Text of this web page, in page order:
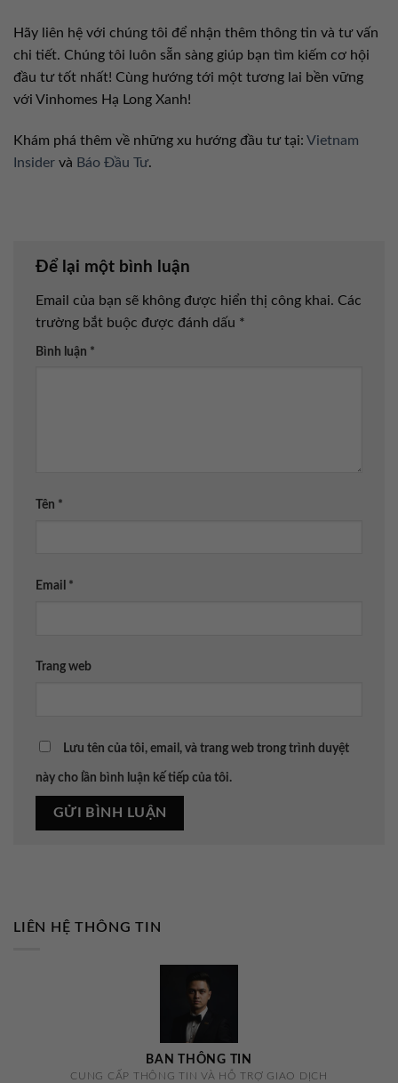
Hãy liên hệ với chúng tôi để nhận thêm thông tin và tư vấn
chi tiết. Chúng tôi luôn sẵn sàng giúp bạn tìm kiếm cơ hội
đầu tư tốt nhất! Cùng hướng tới một tương lai bền vững
với Vinhomes Hạ Long Xanh!
Khám phá thêm về những xu hướng đầu tư tại: Vietnam
Insider và Báo Đầu Tư.
Để lại một bình luận
Email của bạn sẽ không được hiển thị công khai. Các
trường bắt buộc được đánh dấu *
Bình luận *
Tên *
Email *
Trang web
Lưu tên của tôi, email, và trang web trong trình duyệt
này cho lần bình luận kế tiếp của tôi.
LIÊN HỆ THÔNG TIN
BAN THÔNG TIN
CUNG CẤP THÔNG TIN VÀ HỖ TRỢ GIAO DỊCH